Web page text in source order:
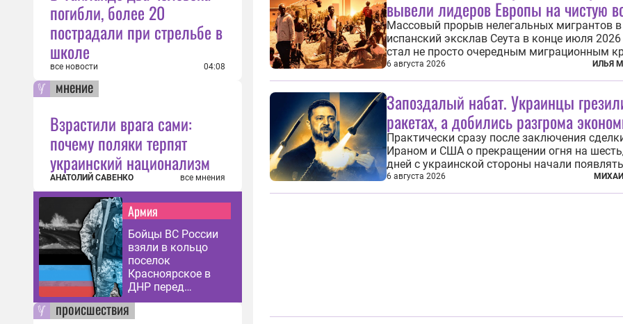
погибли, более 20
пострадали при стрельбе в
школе
все новости 04:08
мнение
Взрастили врага сами:
почему поляки терпят
украинский национализм
АНАТОЛИЙ САВЕНКО все мнения
Армия
Бойцы ВС России
взяли в кольцо
поселок
Красноярское в
ДНР перед
зачисткой
происшествия
вывели лидеров Европы на чистую
Массовый прорыв нелегальных мигрантов в
испанский эксклав Сеута в конце июля 2026
стал не просто очередным миграционным
на южных рубежах Европы. Он обнажил
фундаментальный раскол внутри
выстраивавшаяся миграционная политика
зашла в...
6 августа 2026 ИЛЬЯ
Запоздалый набат. Украинцы
ракетах, а добились разгрома
Практически сразу после заключения
Ираном и США о прекращении огня на
дней с украинской стороны начали
сначала обнадеживающие, а после и вовсе
бравурные заявления про некий «перелом»
6 августа 2026